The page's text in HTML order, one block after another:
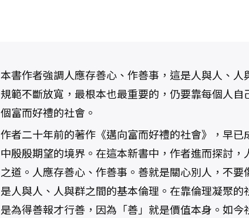
本書作者強調人應存善心、作善事，這是人與人、
規範不斷放寬，最根本也最重要的，仍要靠每個人
個富而好禮的社會。
作者二十年前的著作《邁向富而好禮的社會》，早
中殷殷期望的境界。在這本新書中，作者進而探討
之道。人應存善心、作善事。善就是關心別人，不
是人與人、人與群之間的基本倫理。在靠倫理凝聚
是為得善報才行善，因為「善」就是價值本身。如